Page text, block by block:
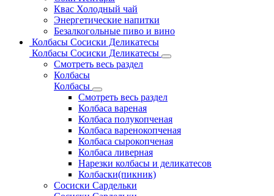
Квас Холодный чай
Энергетические напитки
Безалкогольные пиво и вино
Колбасы Сосиски Деликатесы
Колбасы Сосиски Деликатесы
Смотреть весь раздел
Колбасы
Колбасы
Смотреть весь раздел
Колбаса вареная
Колбаса полукопченая
Колбаса варенокопченая
Колбаса сырокопченая
Колбаса ливерная
Нарезки колбасы и деликатесов
Колбаски(пикник)
Сосиски Сардельки